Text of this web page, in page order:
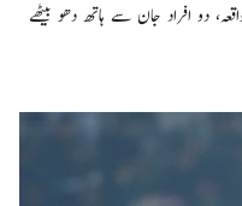
دو افراد جان سے ہاتھ دھو بیٹھے